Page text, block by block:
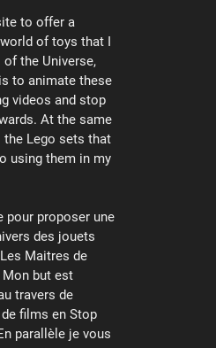
to offer a
of toys that I
of the Universe,
to animate these
videos and stop
At the same
Lego sets that
using them in my
pour proposer une
des jouets
Maitres de
Mon but est
travers de
films en Stop
parallèle je vous